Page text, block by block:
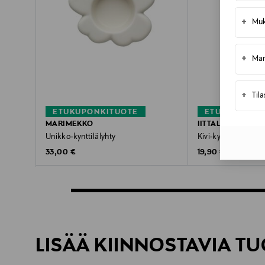
+
+
+
ETUKUPONKITUOTE
MARIMEKKO
Unikko-kynttilälyhty
Original Price
33,00 €
IITTALA
Kivi-kynttilälyhty
Original Price
19,90 €
LISÄÄ KIINNOSTAVIA